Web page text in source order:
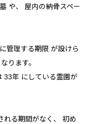
や、 屋内の納骨スペー
管理する期限 が設けら
ります。
33年 にしている霊園が
れる期間がなく、 初め